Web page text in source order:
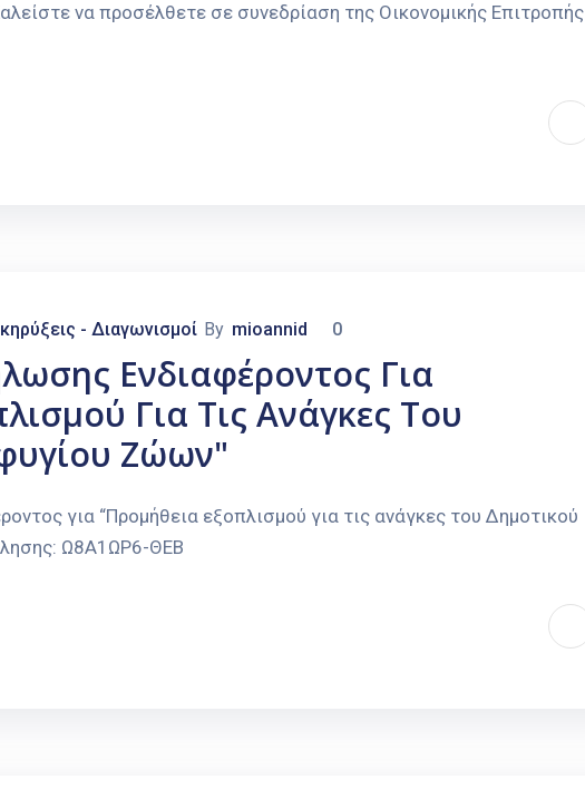
να προσέλθετε σε συνεδρίαση της Οικονομικής Επιτροπής
- Διαγωνισμοί By mioannid 0
Ενδιαφέροντος Για
Για Τις Ανάγκες Του
Ζώων"
για “Προμήθεια εξοπλισμού για τις ανάγκες του Δημοτικού
Ω8Α1ΩΡ6-ΘΕΒ